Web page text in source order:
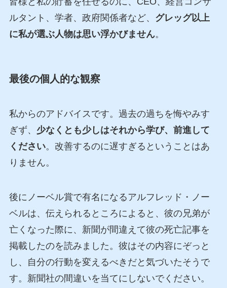
ルタント、学者、政府関係者など、 グレッグ以上
に私が選ぶ人物は思い浮かびません。
最後の個人的な観察
私からのアドバイスです。過去の過ちを悔やみす
ぎず、 少なくとも少しはそれから学び、前進して
ください。改善するのに遅すぎるということはあ
りません。
後にノーベル賞で有名になるアルフレッド・ノー
ベルは、伝えられるところによると、彼の兄弟が
亡くなった際に、新聞が間違えて彼の死亡記事を
掲載したのを読みました。彼はその内容にぞっと
し、自分の行動を変えるべきだと気づいたそうで
す。新聞社の間違いを当てにしないでください。